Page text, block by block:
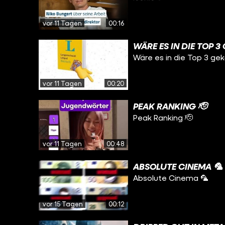
vor 11 Tagen 00:16
vor 11 Tagen 00:20
WÄRE ES IN DIE TOP
Wäre es in die Top 3
vor 11 Tagen 00:48
PEAK RANKING 🫡
Peak Ranking 🫡
vor 15 Tagen 00:12
ABSOLUTE CINEMA 🦜
Absolute Cinema 🦜